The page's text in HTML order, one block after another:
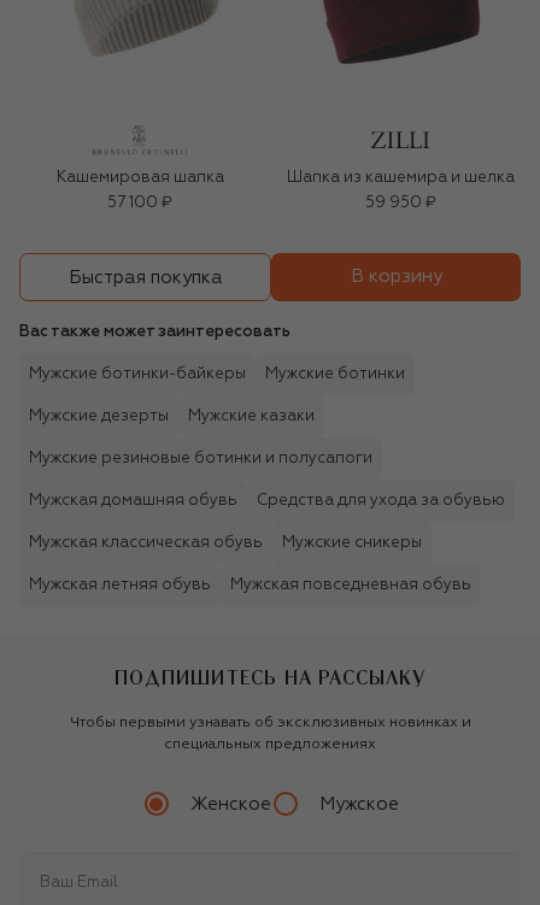
Кашемировая шапка
57 100 ₽
Шапка из кашемира и шелка
59 950 ₽
Быстрая покупка В корзину
Вас также может заинтересовать
Мужские ботинки-байкеры Мужские ботинки
Мужские дезерты Мужские казаки
Мужские резиновые ботинки и полусапоги
Мужская домашняя обувь Средства для ухода за обувью
Мужская классическая обувь Мужские сникеры
Мужская летняя обувь Мужская повседневная обувь
ПОДПИШИТЕСЬ НА РАССЫЛКУ
Чтобы первыми узнавать об эксклюзивных новинках и
специальных предложениях
Женское Мужское